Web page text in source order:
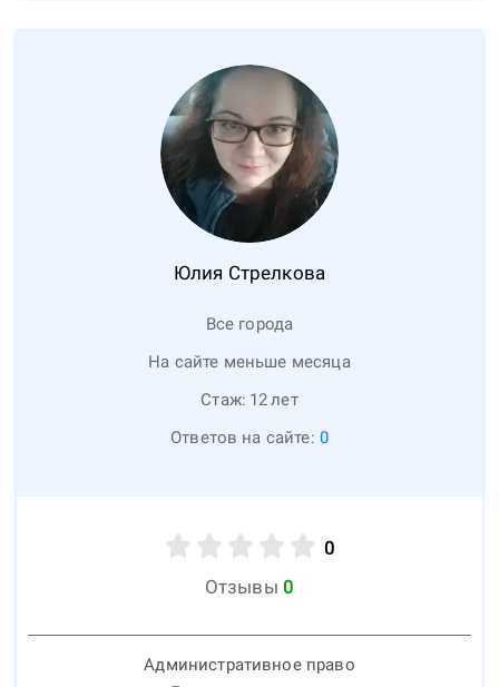
Юлия Стрелкова
Все города
На сайте меньше месяца
Стаж: 12лет
Ответов на сайте: 0
0
Отзывы 0
Административное право